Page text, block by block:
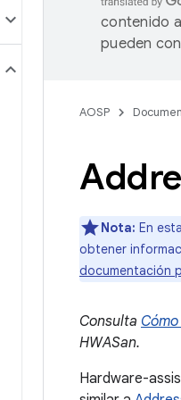
contenido
pueden
AOSP
Nota: En
obtener
documentación
Consulta
HWASan.
Hardware-